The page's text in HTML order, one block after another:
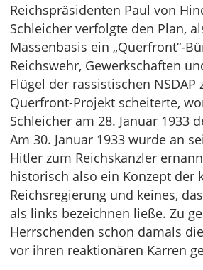
Reichspräsidenten Paul von
Schleicher verfolgte den Plan,
Massenbasis ein „Querfront“-
Reichswehr, Gewerkschaften
Flügel der rassistischen NSDAP
Querfront-Projekt scheiterte,
Schleicher am 28. Januar 1933
Am 30. Januar 1933 wurde an
Hitler zum Reichskanzler
historisch also ein Konzept der
Reichsregierung und keines,
als links bezeichnen ließe. Zu
Herrschenden schon damals
vor ihren reaktionären Karren